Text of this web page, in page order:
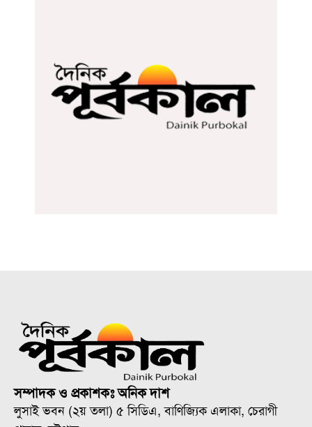
সম্পাদক ও প্রকাশকঃ অনিক দাশ
লুসাই ভবন (২য় তলা) ৫ সিডিএ, বাণিজ্যিক এলাকা, চেরাগী